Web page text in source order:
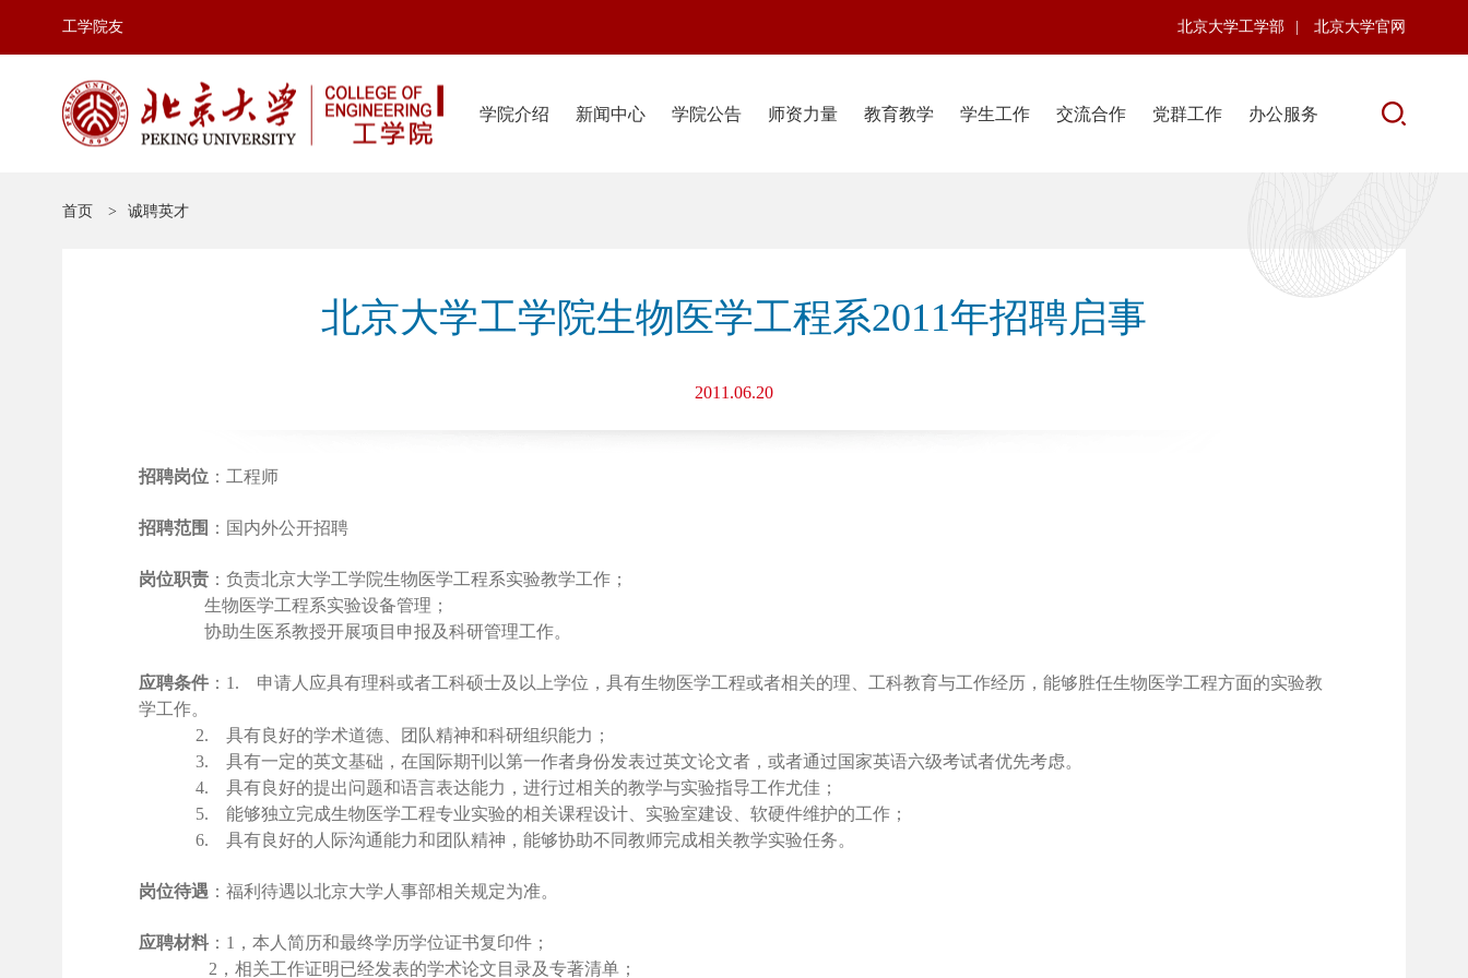
工学院友 北京大学工学部 北京大学官网
学院介绍 新闻中心 学院公告 师资力量 教育教学 学生工作 交流合作 党群工作 办公服务
首页 诚聘英才
北京大学工学院生物医学工程系2011年招聘启事
2011.06.20
招聘岗位 ：工程师
招聘范围 ：国内外公开招聘
岗位职责 ：负责北京大学工学院生物医学工程系实验教学工作；
生物医学工程系实验设备管理；
协助生医系教授开展项目申报及科研管理工作。
应聘条件 ：1. 申请人应具有理科或者工科硕士及以上学位，具有生物医学工程或者相关的理、工科教育与工作经历，能够胜任生物医学工程方面的实验教
学工作。
2. 具有良好的学术道德、团队精神和科研组织能力；
3. 具有一定的英文基础，在国际期刊以第一作者身份发表过英文论文者，或者通过国家英语六级考试者优先考虑。
4. 具有良好的提出问题和语言表达能力，进行过相关的教学与实验指导工作尤佳；
5. 能够独立完成生物医学工程专业实验的相关课程设计、实验室建设、软硬件维护的工作；
6. 具有良好的人际沟通能力和团队精神，能够协助不同教师完成相关教学实验任务。
岗位待遇 ：福利待遇以北京大学人事部相关规定为准。
应聘材料 ：1，本人简历和最终学历学位证书复印件；
2，相关工作证明已经发表的学术论文目录及专著清单；